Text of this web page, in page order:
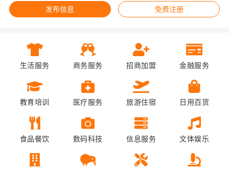
发布信息 免费注册
生活服务 商务服务 招商加盟 金融服务
教育培训 医疗服务 旅游住宿 日用百货
食品餐饮 数码科技 信息服务 文体娱乐